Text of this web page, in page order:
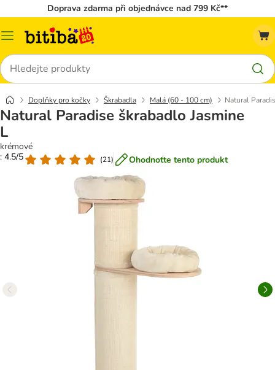
Doprava zdarma při objednávce nad 799 Kč**
Kategorie
Hledat
Doplňky pro kočky Škrabadla Malá (60 - 100 cm) Natural
Natural Paradise škrabadlo Jasmine
L
krémové
: 4.5/5
(21) Ohodnoťte tento produkt